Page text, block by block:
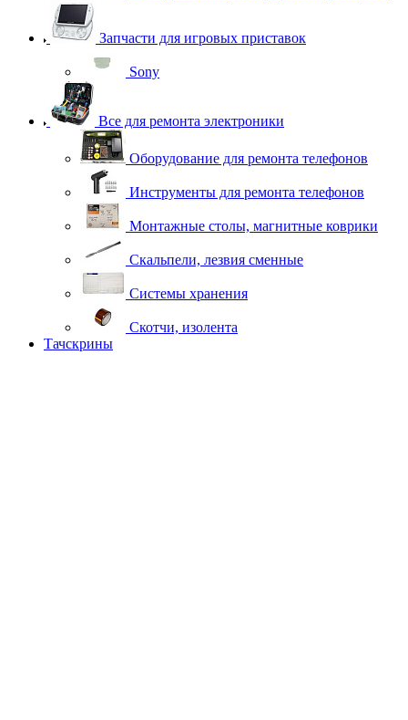
Запчасти для игровых приставок
Sony
Все для ремонта электроники
Оборудование для ремонта телефонов
Инструменты для ремонта телефонов
Монтажные столы, магнитные коврики
Скальпели, лезвия сменные
Системы хранения
Скотчи, изолента
Тачскрины